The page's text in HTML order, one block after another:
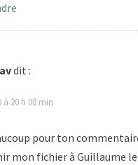
dit :
à 20 h 08 min
pour ton
mon fichier à Guillaume le